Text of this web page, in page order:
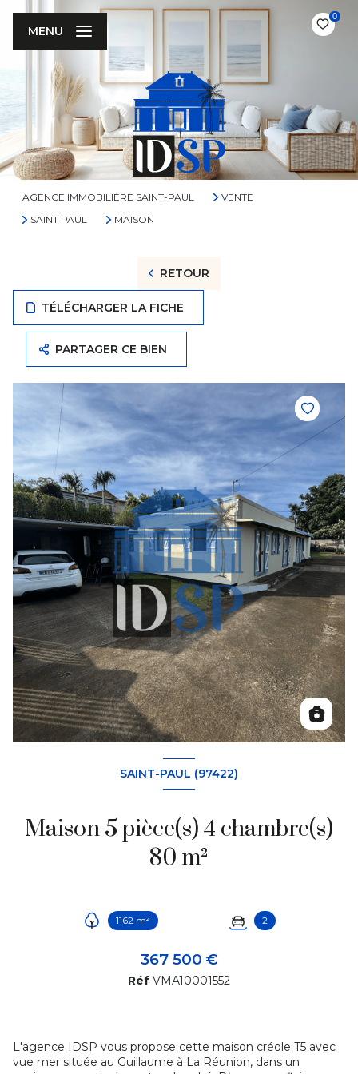
0
MENU
AGENCE IMMOBILIÈRE SAINT-PAUL
VENTE
SAINT PAUL
MAISON
RETOUR
TÉLÉCHARGER LA FICHE
PARTAGER CE BIEN
SAINT-PAUL (97422)
Maison 5 pièce(s) 4 chambre(s)
80 m²
1162 m² 2
367 500 €
Réf VMA10001552
L'agence IDSP vous propose cette maison créole T5 avec
vue mer située au Guillaume à La Réunion, dans un